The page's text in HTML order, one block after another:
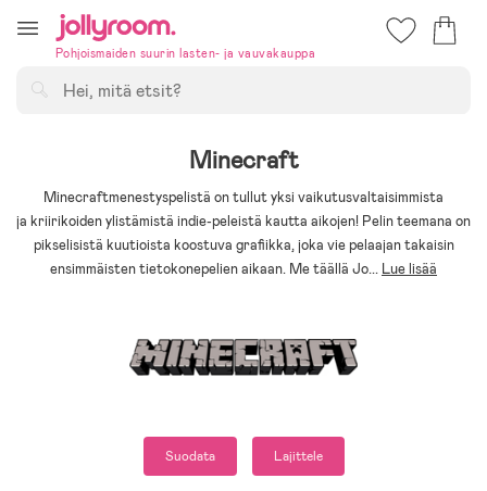
till
innehålletPohjoismaiden suurin lasten- ja vauvakauppa
Minecraft
Minecraftmenestyspelistä on tullut yksi vaikutusvaltaisimmista
ja kriirikoiden ylistämistä indie-peleistä kautta aikojen! Pelin teemana on
pikselisistä kuutioista koostuva grafiikka, joka vie pelaajan takaisin
ensimmäisten tietokonepelien aikaan. Me täällä Jo... Lue lisää
Suodata Lajittele